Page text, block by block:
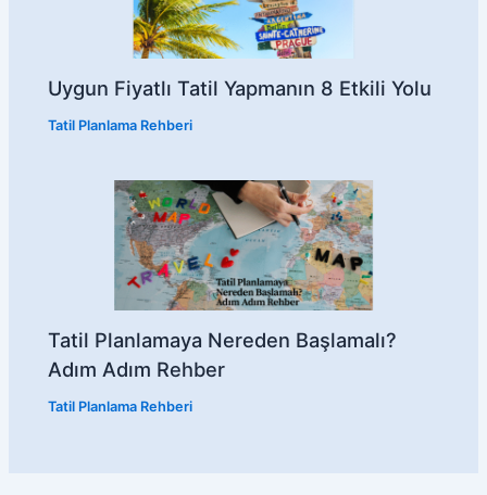
Uygun Fiyatlı Tatil Yapmanın 8 Etkili Yolu
Tatil Planlama Rehberi
Tatil Planlamaya Nereden Başlamalı?
Adım Adım Rehber
Tatil Planlama Rehberi